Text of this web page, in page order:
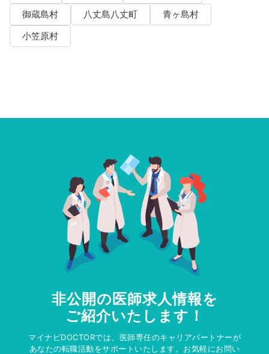
御蔵島村
八丈島八丈町
青ヶ島村
小笠原村
非公開の医師求人情報を
ご紹介いたします！
マイナビDOCTORでは、医師専任のキャリアパートナーが
あなたの転職活動をサポートいたします。お気軽にお問い